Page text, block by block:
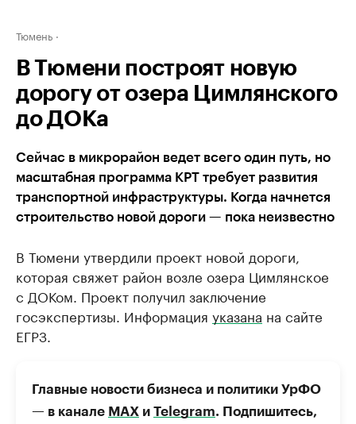
Тюмень
В Тюмени построят новую
дорогу от озера Цимлянского
до ДОКа
Сейчас в микрорайон ведет всего один путь, но
масштабная программа КРТ требует развития
транспортной инфраструктуры. Когда начнется
строительство новой дороги — пока неизвестно
В Тюмени утвердили проект новой дороги,
которая свяжет район возле озера Цимлянское
с ДОКом. Проект получил заключение
госэкспертизы. Информация указана на сайте
ЕГРЗ.
Главные новости бизнеса и политики УрФО
— в канале МАХ и Telegram. Подпишитесь,